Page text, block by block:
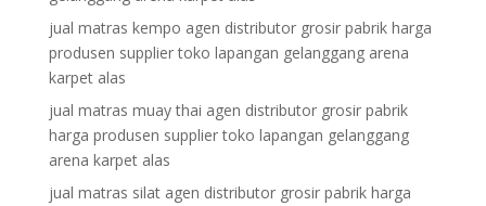
jual matras kempo agen distributor grosir pabrik harga
produsen supplier toko lapangan gelanggang arena
karpet alas
jual matras muay thai agen distributor grosir pabrik
harga produsen supplier toko lapangan gelanggang
arena karpet alas
jual matras silat agen distributor grosir pabrik harga